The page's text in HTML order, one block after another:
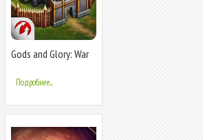
Gods and Glory: War
Подробнее...